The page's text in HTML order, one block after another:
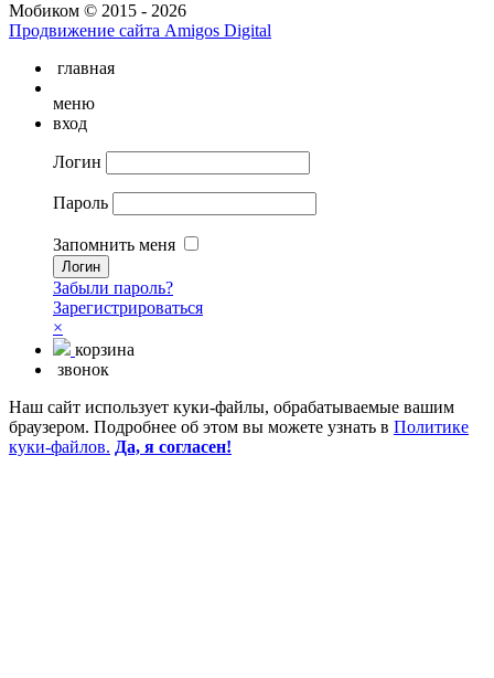
Мобиком © 2015 - 2026
Продвижение сайта Amigos Digital
главная
меню
вход
Логин
Пароль
Запомнить меня
Забыли пароль?
Зарегистрироваться
×
корзина
звонок
Наш сайт использует куки-файлы, обрабатываемые вашим
браузером. Подробнее об этом вы можете узнать в Политике
куки-файлов. Да, я согласен!